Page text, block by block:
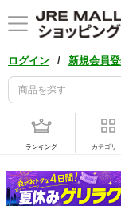
ログイン / 新規会員
ランキング カテゴリ